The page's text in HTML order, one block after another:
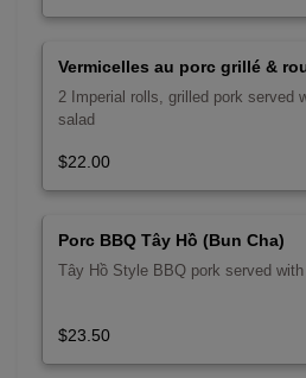
Vermicelles au porc grillé &
2 Imperial rolls, grilled pork served
salad
$22.00
Porc BBQ Tây Hồ (Bun Cha)
Tây Hồ Style BBQ pork served
$23.50